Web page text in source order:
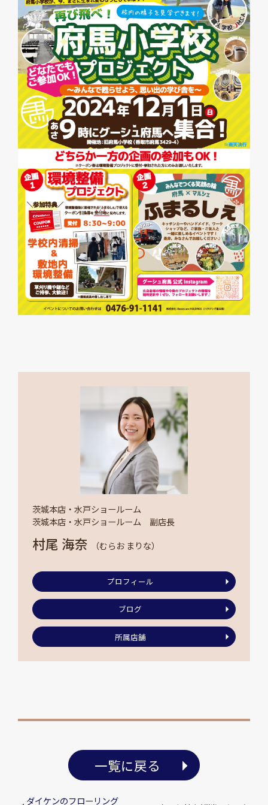
茨城本店・水戸ショールーム
茨城本店・水戸ショールーム 副店長
村尾 海奈 （むらお まりな）
プロフィール
ブログ
所属店舗
一覧に戻る
ダイケンのフローリング